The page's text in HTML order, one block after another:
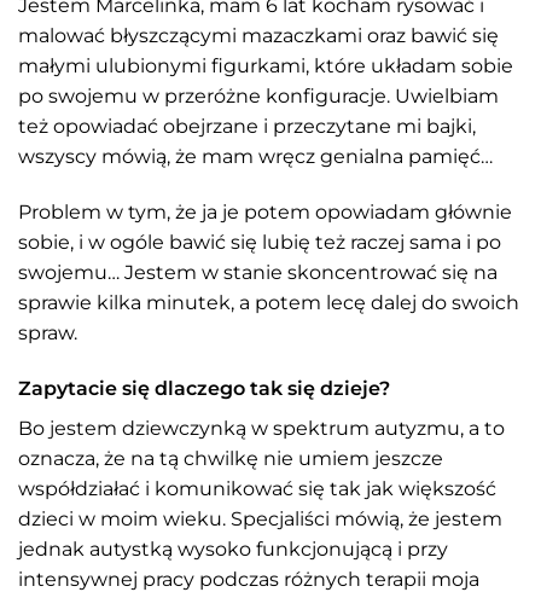
Jestem Marcelinka, mam 6 lat kocham rysować i
malować błyszczącymi mazaczkami oraz bawić się
małymi ulubionymi figurkami, które układam sobie
po swojemu w przeróżne konfiguracje. Uwielbiam
też opowiadać obejrzane i przeczytane mi bajki,
wszyscy mówią, że mam wręcz genialna pamięć…
Problem w tym, że ja je potem opowiadam głównie
sobie, i w ogóle bawić się lubię też raczej sama i po
swojemu… Jestem w stanie skoncentrować się na
sprawie kilka minutek, a potem lecę dalej do swoich
spraw.
Zapytacie się dlaczego tak się dzieje?
Bo jestem dziewczynką w spektrum autyzmu, a to
oznacza, że na tą chwilkę nie umiem jeszcze
współdziałać i komunikować się tak jak większość
dzieci w moim wieku. Specjaliści mówią, że jestem
jednak autystką wysoko funkcjonującą i przy
intensywnej pracy podczas różnych terapii moja